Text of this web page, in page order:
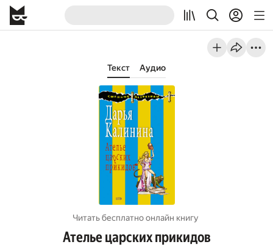
Текст Аудио
Читать бесплатно онлайн книгу
Ателье царских прикидов